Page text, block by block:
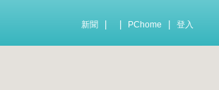
新聞 PChome 登入